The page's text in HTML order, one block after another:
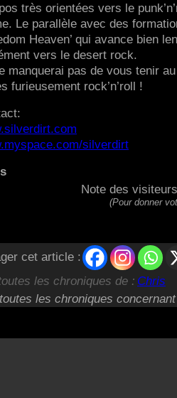
très orientées vers le
Le parallèle avec des
Heaven’ qui avance bien
vers le desert rock.
manquerai pas de vous tenir
furieusement rock’n’roll !
silverdirt
Note des
(Pour donner
cet article :
les chroniques de : Chris
les chroniques